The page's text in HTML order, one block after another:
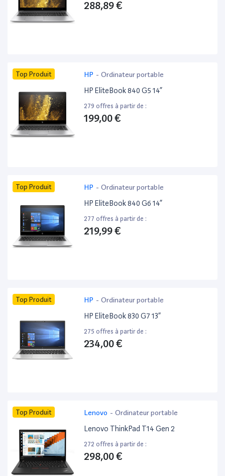
288,89 €
Top Produit HP - Ordinateur portable
HP EliteBook 840 G5 14”
279 offres à partir de :
199,00 €
Top Produit HP - Ordinateur portable
HP EliteBook 840 G6 14”
277 offres à partir de :
219,99 €
Top Produit HP - Ordinateur portable
HP EliteBook 830 G7 13”
275 offres à partir de :
234,00 €
Top Produit Lenovo - Ordinateur portable
Lenovo ThinkPad T14 Gen 2
272 offres à partir de :
298,00 €